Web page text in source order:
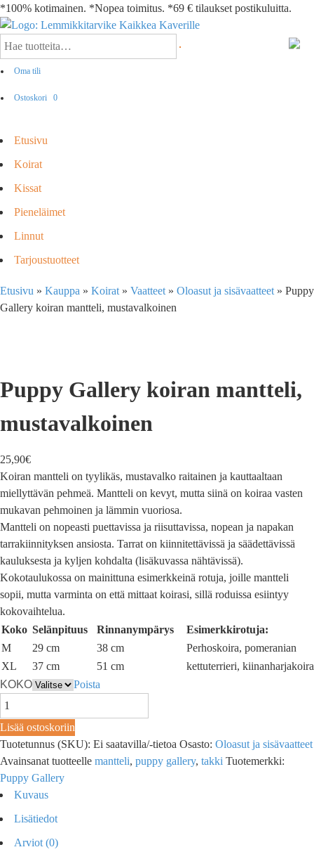
*100% kotimainen. *Nopea toimitus. *69 € tilaukset postikuluitta.
Oma tili
Ostoskori 0
Etusivu
Koirat
Kissat
Pieneläimet
Linnut
Tarjoustuotteet
Etusivu » Kauppa » Koirat » Vaatteet » Oloasut ja sisävaatteet » Puppy
Gallery koiran mantteli, mustavalkoinen
Puppy Gallery koiran mantteli,
mustavalkoinen
25,90€
Koiran mantteli on tyylikäs, mustavalko raitainen ja kauttaaltaan
miellyttävän pehmeä. Mantteli on kevyt, mutta siinä on koiraa vasten
mukavan pehmoinen ja lämmin vuoriosa.
Mantteli on nopeasti puettavissa ja riisuttavissa, nopean ja napakan
tarrakiinnityksen ansiosta. Tarrat on kiinnitettävissä ja säädettävissä
kauluksesta ja kyljen kohdalta (lisäkuvassa nähtävissä).
Kokotaulukossa on mainittuna esimerkkeinä rotuja, joille mantteli
sopii, mutta varminta on että mittaat koirasi, sillä roduissa esiintyy
kokovaihtelua.
Koko Selänpituus Rinnanympärys
Esimerkkirotuja:
M
29 cm 38 cm
Perhoskoira, pomeranian
XL
37 cm 51 cm
kettuterrieri, kiinanharjakoira
KOKO
Poista
Lisää ostoskoriin
Tuotetunnus (SKU): Ei saatavilla/-tietoa Osasto: Oloasut ja sisävaatteet
Avainsanat tuotteelle mantteli, puppy gallery, takki Tuotemerkki:
Puppy Gallery
Kuvaus
Lisätiedot
Arviot (0)